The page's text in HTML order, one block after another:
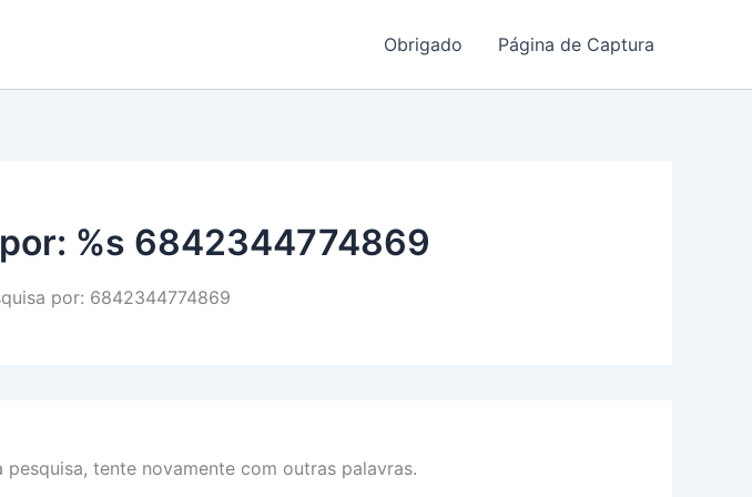
Obrigado Página de Captura
%s 6842344774869
por: 6842344774869
tente novamente com outras palavras.